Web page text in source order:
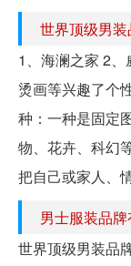
世界顶级男装
1、海澜之家 2
烫画等兴趣了个
种：一种是固定
物、花卉、科幻
把自己或家人、
男士服装品牌
世界顶级男装品